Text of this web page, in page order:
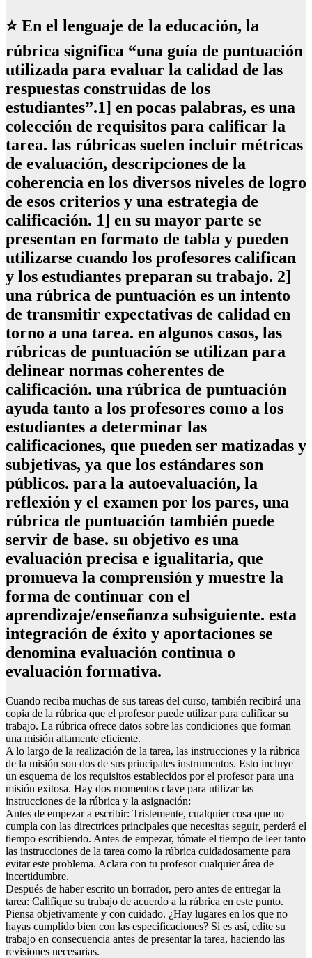
⭐ En el lenguaje de la educación, la
rúbrica significa “una guía de puntuación
utilizada para evaluar la calidad de las
respuestas construidas de los
estudiantes”.1] en pocas palabras, es una
colección de requisitos para calificar la
tarea. las rúbricas suelen incluir métricas
de evaluación, descripciones de la
coherencia en los diversos niveles de logro
de esos criterios y una estrategia de
calificación. 1] en su mayor parte se
presentan en formato de tabla y pueden
utilizarse cuando los profesores califican
y los estudiantes preparan su trabajo. 2]
una rúbrica de puntuación es un intento
de transmitir expectativas de calidad en
torno a una tarea. en algunos casos, las
rúbricas de puntuación se utilizan para
delinear normas coherentes de
calificación. una rúbrica de puntuación
ayuda tanto a los profesores como a los
estudiantes a determinar las
calificaciones, que pueden ser matizadas y
subjetivas, ya que los estándares son
públicos. para la autoevaluación, la
reflexión y el examen por los pares, una
rúbrica de puntuación también puede
servir de base. su objetivo es una
evaluación precisa e igualitaria, que
promueva la comprensión y muestre la
forma de continuar con el
aprendizaje/enseñanza subsiguiente. esta
integración de éxito y aportaciones se
denomina evaluación continua o
evaluación formativa.
Cuando reciba muchas de sus tareas del curso, también recibirá una
copia de la rúbrica que el profesor puede utilizar para calificar su
trabajo. La rúbrica ofrece datos sobre las condiciones que forman
una misión altamente eficiente.
A lo largo de la realización de la tarea, las instrucciones y la rúbrica
de la misión son dos de sus principales instrumentos. Esto incluye
un esquema de los requisitos establecidos por el profesor para una
misión exitosa. Hay dos momentos clave para utilizar las
instrucciones de la rúbrica y la asignación:
Antes de empezar a escribir: Tristemente, cualquier cosa que no
cumpla con las directrices principales que necesitas seguir, perderá el
tiempo escribiendo. Antes de empezar, tómate el tiempo de leer tanto
las instrucciones de la tarea como la rúbrica cuidadosamente para
evitar este problema. Aclara con tu profesor cualquier área de
incertidumbre.
Después de haber escrito un borrador, pero antes de entregar la
tarea: Califique su trabajo de acuerdo a la rúbrica en este punto.
Piensa objetivamente y con cuidado. ¿Hay lugares en los que no
hayas cumplido bien con las especificaciones? Si es así, edite su
trabajo en consecuencia antes de presentar la tarea, haciendo las
revisiones necesarias.